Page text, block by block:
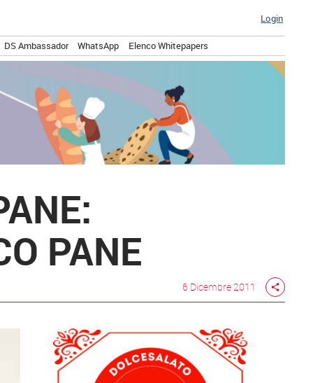
Login
DS Ambassador WhatsApp Elenco Whitepapers
PANE
6 Dicembre 2011 share